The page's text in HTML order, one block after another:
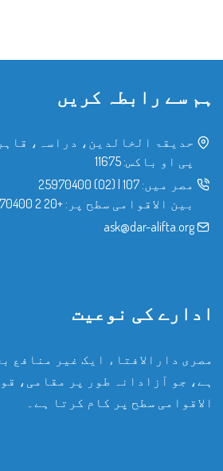
ہم سے رابطہ کریں
حدیقۃ الخالدین، دراسہ،
پی او باکس: 11675
مصر میں: 107
|
(02) 25970400
بین الاقوامی سطح پر: +20 2 25970400
ask@dar-alifta.org
ادارے کی نوعیت
مصری دارالافتاء ایک غیر منافع
ہے، جو آزادانہ طور پر مقامی،
الاقوامی سطح پر کام کرتا ہے۔